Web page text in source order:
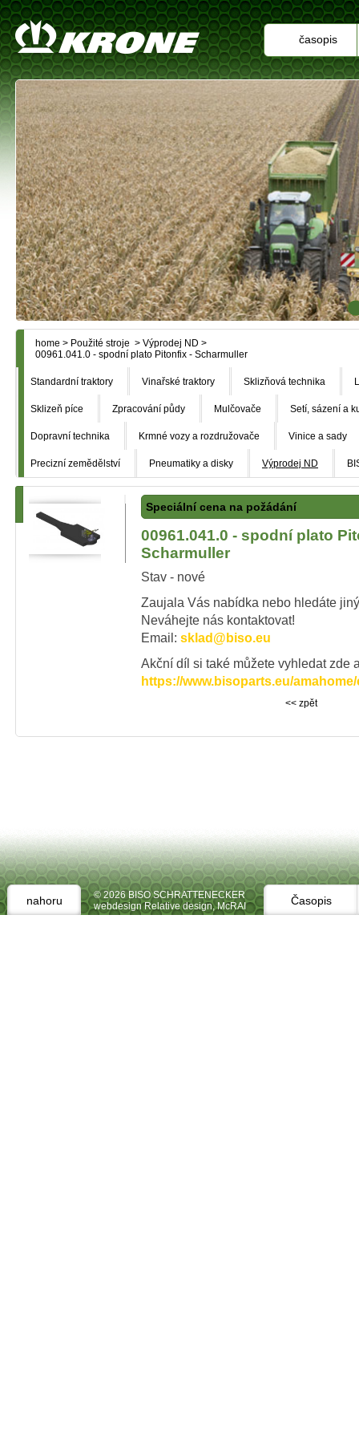
časopis
home > Použité stroje > Výprodej ND >
00961.041.0 - spodní plato Pitonfix - Scharmuller
Standardní traktory Vinařské traktory Sklizňová technika
Sklizeň píce Zpracování půdy Mulčovače Setí, sázení a
Dopravní technika Krmné vozy a rozdružovače Vinice a sady
Precizní zemědělství Pneumatiky a disky Výprodej ND
Speciální cena na požádání
00961.041.0 - spodní plato
Scharmuller
Stav - nové
Zaujala Vás nabídka nebo hledáte
Neváhejte nás kontaktovat!
Email: sklad@biso.eu
Akční díl si také můžete vyhledat zde
https://www.bisoparts.eu/
<< zpět
nahoru
© 2026 BISO SCHRATTENECKER
webdesign Relative design,McRAI Časopis